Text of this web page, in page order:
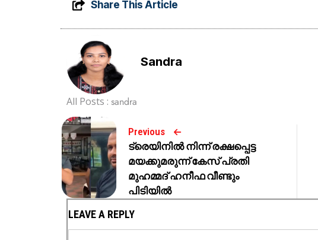
Share This Article
Sandra
All Posts : sandra
Previous
ട്രെയിനിൽ നിന്ന് രക്ഷപ്പെട്ട
മയക്കുമരുന്ന് കേസ് പ്രതി
മുഹമ്മദ് ഹനീഫ വീണ്ടും
പിടിയിൽ
LEAVE A REPLY